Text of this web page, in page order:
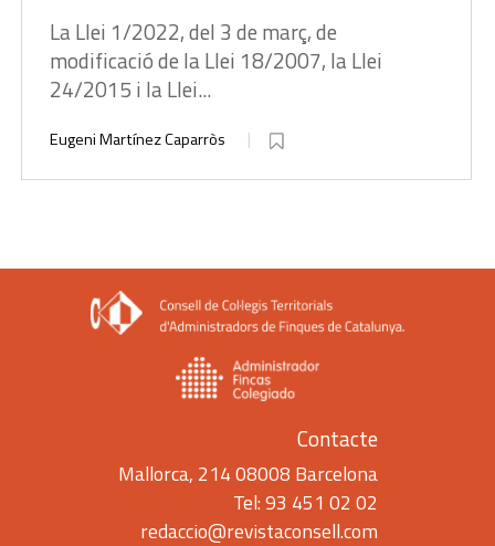
La Llei 1/2022, del 3 de març, de
modificació de la Llei 18/2007, la Llei
24/2015 i la Llei...
Eugeni Martínez Caparròs
Contacte
Mallorca, 214 08008 Barcelona
Tel: 93 451 02 02
redaccio@revistaconsell.com